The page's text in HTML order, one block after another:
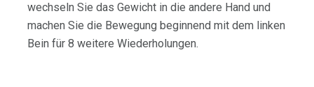
wechseln Sie das Gewicht in die andere Hand und
machen Sie die Bewegung beginnend mit dem linken
Bein für 8 weitere Wiederholungen.